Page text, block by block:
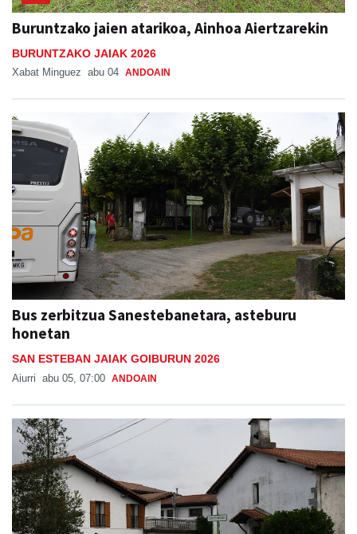
Buruntzako jaien atarikoa, Ainhoa Aiertzarekin
BURUNTZAKO JAIAK 2026
Xabat Minguez abu 04 ANDOAIN
Bus zerbitzua Sanestebanetara, asteburu
honetan
SAN ESTEBAN JAIAK GOIBURUN 2026
Aiurri abu 05, 07:00 ANDOAIN